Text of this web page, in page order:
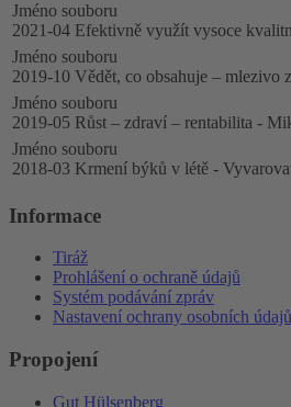
Jméno souboru
2021-04 Efektivně využít vysoce
Jméno souboru
2019-10 Vědět, co obsahuje – mlezivo
Jméno souboru
2019-05 Růst – zdraví – rentabilita -
Jméno souboru
2018-03 Krmení býků v létě -
Informace
Tiráž
Prohlášení o ochraně údajů
Systém podávání zpráv
Nastavení ochrany osobních údajů
Propojení
Gut Hülsenberg